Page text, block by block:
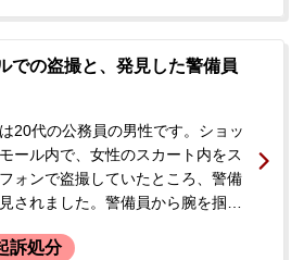
した。逮捕の連絡を受け、遠方に
の父母が、息子の将来を案じて当
相談に来られました。
での盗撮と、発見した警備員
20代の公務員の男性です。ショッ
ール内で、女性のスカート内をス
ォンで盗撮していたところ、警備
されました。警備員から腕を掴ま
のまま現場から逃走しました。後
訴処分